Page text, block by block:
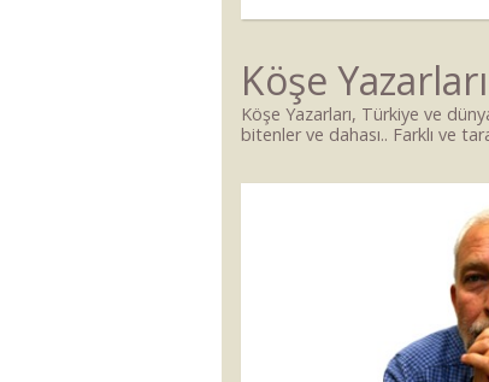
Köşe Yazarları
Köşe Yazarları, Türkiye ve
bitenler ve dahası.. Farklı ve